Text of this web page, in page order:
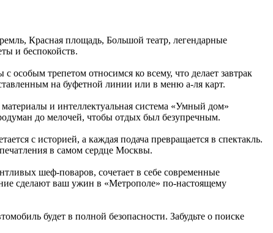
Красная площадь, Большой театр, легендарные
и беспокойств.
трепетом относимся ко всему, что делает завтрак
на буфетной линии или в меню а-ля карт.
и интеллектуальная система «Умный дом»
до мелочей, чтобы отдых был безупречным.
с историей, а каждая подача превращается в спектакль.
в самом сердце Москвы.
шеф-поваров, сочетает в себе современные
сделают ваш ужин в «Метрополе» по-настоящему
будет в полной безопасности. Забудьте о поиске